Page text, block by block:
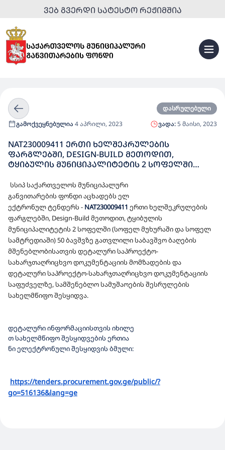
ᲕᲔᲑ ᲒᲕᲔᲠᲓᲘ ᲡᲐᲢᲔᲡᲢᲝ ᲠᲔᲟᲘᲛᲨᲘᲐ
დასრულებული
გამოქვეყნებულია 4 აპრილი, 2023 ვადა:5 მაისი, 2023
NAT230009411 ᲔᲠᲗᲘ ᲮᲔᲚᲨᲔᲙᲠᲣᲚᲔᲑᲘᲡ
ᲤᲐᲠᲒᲚᲔᲑᲨᲘ, DESIGN-BUILD ᲛᲔᲗᲝᲓᲘᲗ,
ᲢᲧᲘᲑᲣᲚᲘᲡ ᲛᲣᲜᲘᲪᲘᲞᲐᲚᲘᲢᲔᲢᲘᲡ 2 ᲡᲝᲤᲔᲚᲨᲘ
ᲑᲐᲕᲨᲕᲖᲔ ᲒᲐᲗᲕᲚᲘᲚᲘ ᲡᲐᲑᲐᲕᲨᲕᲝ ᲑᲐᲦᲔᲑᲘᲡ
ᲛᲨᲔᲜᲔᲑᲚᲝᲑᲘᲡᲐᲗᲕᲘᲡ ᲓᲔᲢᲐᲚᲣᲠᲘ ᲡᲐᲞᲠᲝᲔᲥᲢᲝ-
ᲡᲐᲮᲐᲠᲯᲗᲐᲦᲠᲘᲪᲮᲕᲝ ᲓᲝᲙᲣᲛᲔᲜᲢᲐᲪᲘᲘᲡ
ᲛᲝᲛᲖᲐᲓᲔᲑᲘᲡ ᲓᲐ ᲓᲔᲢᲐᲚᲣᲠᲘ ᲡᲐᲞᲠᲝᲔᲥᲢᲝ-
ᲡᲐᲮᲐᲠᲯᲗᲐᲦᲠᲘᲪᲮᲕᲝ ᲓᲝᲙᲣᲛᲔᲜᲢᲐᲪᲘᲘᲡ
ᲡᲐᲤᲣᲫᲕᲔᲚᲖᲔ, ᲡᲐᲛᲨᲔᲜᲔᲑᲚᲝ ᲡᲐᲛᲣᲨᲐᲝᲔᲑᲘᲡ
ᲨᲔᲡᲠᲣᲚᲔᲑᲘᲡ ᲡᲐᲮᲔᲚᲛᲬᲘᲤᲝ ᲨᲔᲡᲧᲘᲓᲕᲐ
სსიპ საქართველოს მუნიციპალური
განვითარების ფონდიაცხადებს ელ
ექტრონულტენდერს - NAT230009411 ერთი ხელშეკრულების
ფარგლებში, Design-Build მეთოდით, ტყიბულის
მუნიციპალიტეტის 2 სოფელში (სოფელ მუხურაში და სოფელ
სამტრედიაში) 50 ბავშვზე გათვლილი საბავშვო ბაღების
მშენებლობისათვის დეტალური საპროექტო-
სახარჯთაღრიცხვო დოკუმენტაციის მომზადების და
დეტალური საპროექტო-სახარჯთაღრიცხვო დოკუმენტაციის
საფუძველზე, სამშენებლო სამუშაოების შესრულების
სახელმწიფო შესყიდვა.
დეტალურიინფორმაციისთვისიხილე
თ სახელმწიფოშესყიდვებისერთია
ნიელექტრონულიშესყიდვისბმული:
https://tenders.procurement.gov.ge/public/?
go=516136&lang=ge